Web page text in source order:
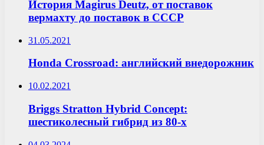
История Magirus Deutz, от поставок
вермахту до поставок в СССР
31.05.2021
Honda Crossroad: английский внедорожник
10.02.2021
Briggs Stratton Hybrid Concept:
шестиколесный гибрид из 80-х